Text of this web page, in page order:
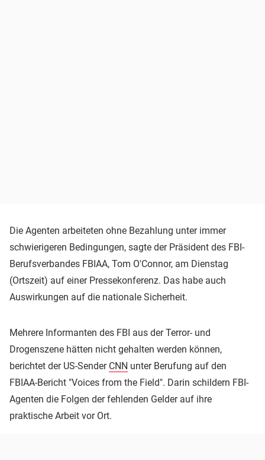
Die Agenten arbeiteten ohne Bezahlung unter immer
schwierigeren Bedingungen, sagte der Präsident des FBI-
Berufsverbandes FBIAA, Tom O'Connor, am Dienstag
(Ortszeit) auf einer Pressekonferenz. Das habe auch
Auswirkungen auf die nationale Sicherheit.
Mehrere Informanten des FBI aus der Terror- und
Drogenszene hätten nicht gehalten werden können,
berichtet der US-Sender CNN unter Berufung auf den
FBIAA-Bericht "Voices from the Field". Darin schildern FBI-
Agenten die Folgen der fehlenden Gelder auf ihre
praktische Arbeit vor Ort.